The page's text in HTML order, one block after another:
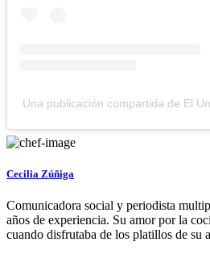
Una publicación compartida de El
Cecilia Zúñiga
Comunicadora social y periodista
años de experiencia. Su amor por la
cuando disfrutaba de los platillos de su